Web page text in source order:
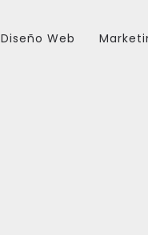
Diseño Web